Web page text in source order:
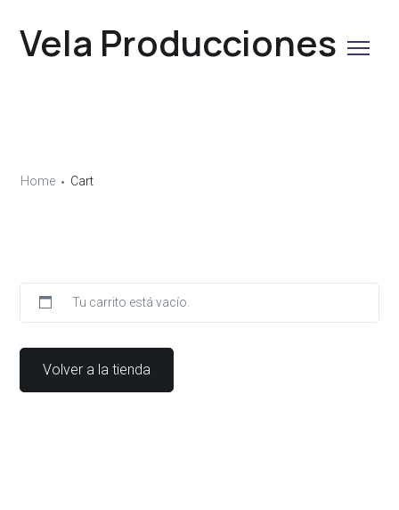
Vela Producciones
Home Cart
Tu carrito está vacío.
Volver a la tienda